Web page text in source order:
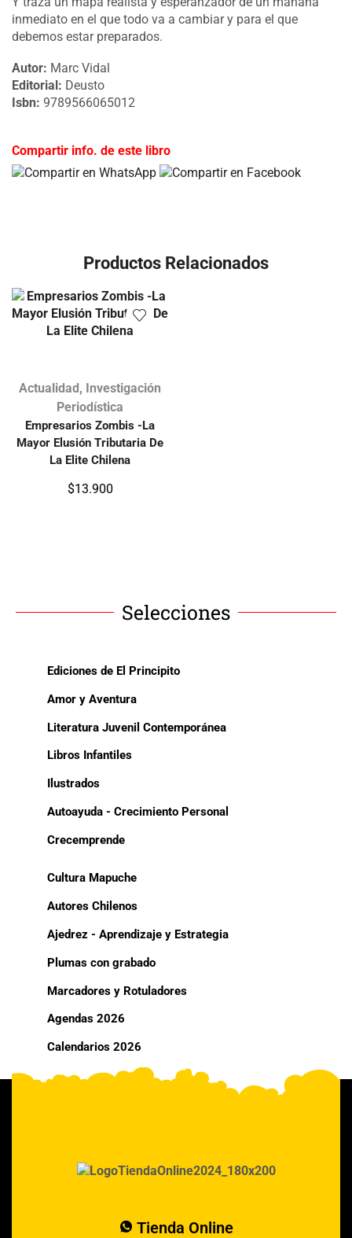
inmediato en el que todo va a cambiar y para el que
debemos estar preparados.
Autor: Marc Vidal
Editorial: Deusto
Isbn: 9789566065012
Compartir info. de este libro
Productos Relacionados
Actualidad, Investigación
Periodística
Empresarios Zombis -La
Mayor Elusión Tributaria De
La Elite Chilena
$13.900
Selecciones
Ediciones de El Principito
Amor y Aventura
Literatura Juvenil Contemporánea
Libros Infantiles
Ilustrados
Autoayuda - Crecimiento Personal
Crecemprende
Cultura Mapuche
Autores Chilenos
Ajedrez - Aprendizaje y Estrategia
Plumas con grabado
Marcadores y Rotuladores
Agendas 2026
Calendarios 2026
Tienda Online